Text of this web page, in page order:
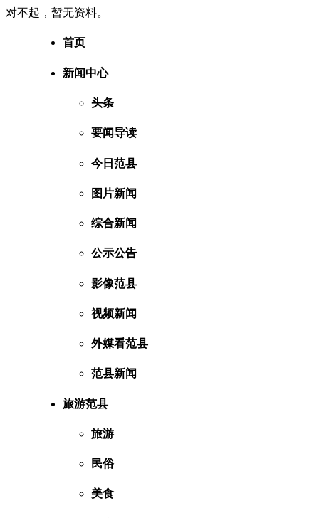
对不起，暂无资料。
首页
新闻中心
头条
要闻导读
今日范县
图片新闻
综合新闻
公示公告
影像范县
视频新闻
外媒看范县
范县新闻
旅游范县
旅游
民俗
美食